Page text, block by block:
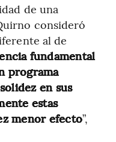
de una
consideró
al de
fundamental
programa
en sus
estas
menor efecto”,